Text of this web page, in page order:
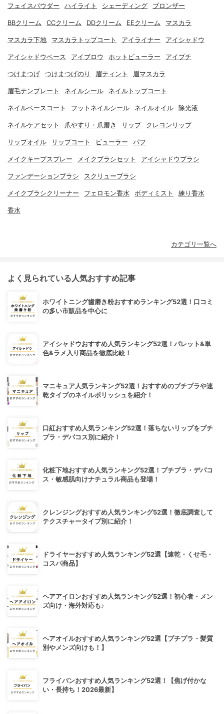
フェイスパウダー ハイライト シェーディング ブロンザー
BBクリーム CCクリーム DDクリーム EEクリーム マスカラ
マスカラ下地 マスカラトップコート アイライナー アイシャドウ
アイシャドウベース アイブロウ ホットビューラー アイプチ
つけまつげ つけまつげのり 眉ティント 眉マスカラ
眉毛テンプレート ネイルシール ネイルトップコート
ネイルベースコート フットネイルシール ネイルオイル 除光液
ネイルケアセット 爪やすり・爪磨き リップ クレヨンリップ
リップオイル リップコート ビューラー パフ
メイクキープスプレー メイクブラシセット アイシャドウブラシ
ファンデーションブラシ スクリューブラシ
メイクブラシクリーナー フェロモン香水 ボディミスト 練り香水
香水
カテゴリ一覧へ
よく見られている人気おすすめ記事
ホワイトニング歯磨き粉おすすめランキング52選！口コミ
の多い市販品を中心に
アイシャドウおすすめ人気ランキング52選！パレット&単
色&ラメ入り商品を徹底比較！
マニキュア人気ランキング52選！おすすめのプチプラや速
乾タイプのネイルポリッシュを紹介！
口紅おすすめ人気ランキング52選！落ちないリップをプチ
プラ・デパコス別に紹介！
化粧下地おすすめ人気ランキング52選！プチプラ・デパコ
ス・敏感肌向けナチュラル商品も登場！
クレンジングおすすめ人気ランキング52選！徹底調査して
テクスチャータイプ別に紹介！
ドライヤーおすすめ人気ランキング52選【速乾・くせ毛・
コスパ商品】
ヘアアイロンおすすめ人気ランキング52選！初心者・メン
ズ向け・海外対応も♪
ヘアオイルおすすめ人気ランキング52選【プチプラ・髪質
別やメンズ向けも！】
フライパンおすすめ人気ランキング52選！【焦げ付かな
い・長持ち！2026最新】